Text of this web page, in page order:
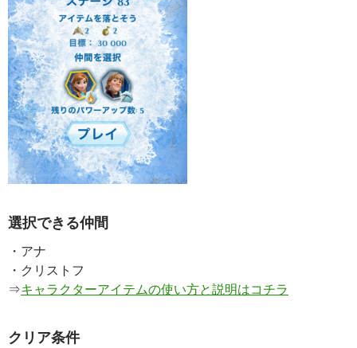
選択できる仲間
・アナ
・クリストフ
⇒キャラクターアイテムの使い方と説明はコチラ
クリア条件